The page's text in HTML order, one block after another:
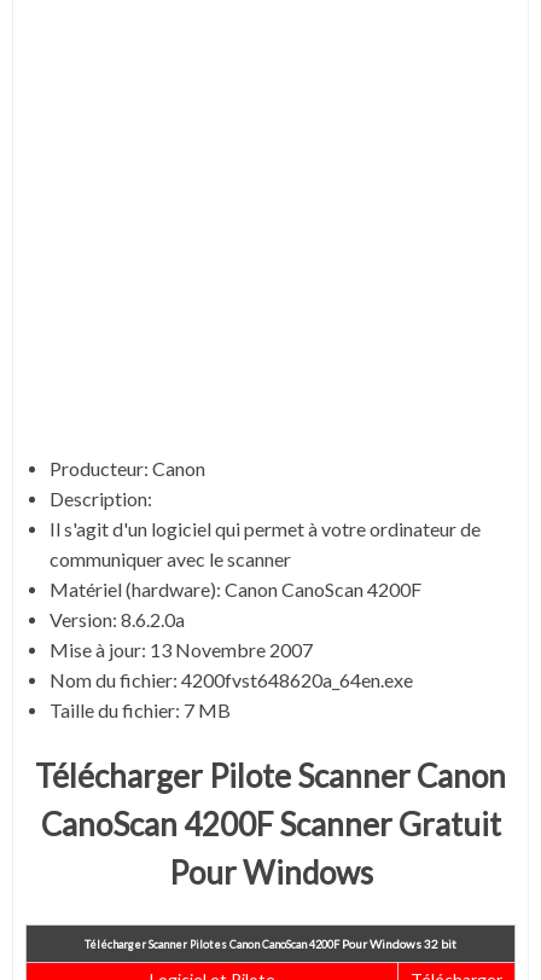
Producteur: Canon
Description:
Il s'agit d'un logiciel qui permet à votre ordinateur de
communiquer avec le scanner
Matériel (hardware): Canon CanoScan 4200F
Version: 8.6.2.0a
Mise à jour: 13 Novembre 2007
Nom du fichier: 4200fvst648620a_64en.exe
Taille du fichier: 7 MB
Télécharger Pilote Scanner Canon
CanoScan 4200F Scanner Gratuit
Pour Windows
Télécharger Scanner Pilotes Canon CanoScan 4200FPourWindows 32 bit